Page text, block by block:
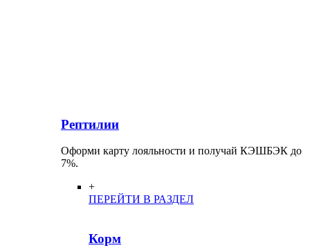
Рептилии
Оформи карту лояльности и получай КЭШБЭК до
7%.
+
ПЕРЕЙТИ В РАЗДЕЛ
Корм